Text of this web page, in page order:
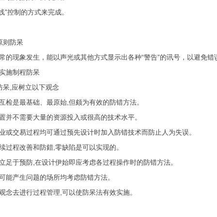
”控制的方式来完成。
则防呆
的现象发生，能以声光或其他方式显示出各种“警告”的讯号，以避免错
施制程防呆
呆,应树立以下观念
检是最基础、最原始,但颇为有效的防错方法。
并不需要大量的资源投入或很高的技术水平。
或交易过程均可通过预先设计时加入防错技术而防止人为失误。
过程改善和防錯,零缺陷是可以实现的。
足于预防,在设计伊始即应考虑各过程操作时的防错方法。
能产生问题的场所均考虑防错方法。
念去进行过程管理,可以使防呆法有效实施。